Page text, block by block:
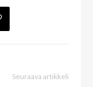
Seuraava artikkeli